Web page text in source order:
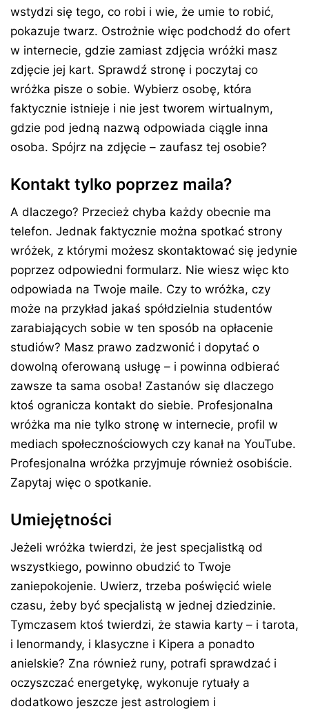
wstydzi się tego, co robi i wie, że umie to robić,
pokazuje twarz. Ostrożnie więc podchodź do ofert
w internecie, gdzie zamiast zdjęcia wróżki masz
zdjęcie jej kart. Sprawdź stronę i poczytaj co
wróżka pisze o sobie. Wybierz osobę, która
faktycznie istnieje i nie jest tworem wirtualnym,
gdzie pod jedną nazwą odpowiada ciągle inna
osoba. Spójrz na zdjęcie – zaufasz tej osobie?
Kontakt tylko poprzez maila?
A dlaczego? Przecież chyba każdy obecnie ma
telefon. Jednak faktycznie można spotkać strony
wróżek, z którymi możesz skontaktować się jedynie
poprzez odpowiedni formularz. Nie wiesz więc kto
odpowiada na Twoje maile. Czy to wróżka, czy
może na przykład jakaś spółdzielnia studentów
zarabiających sobie w ten sposób na opłacenie
studiów? Masz prawo zadzwonić i dopytać o
dowolną oferowaną usługę – i powinna odbierać
zawsze ta sama osoba! Zastanów się dlaczego
ktoś ogranicza kontakt do siebie. Profesjonalna
wróżka ma nie tylko stronę w internecie, profil w
mediach społecznościowych czy kanał na YouTube.
Profesjonalna wróżka przyjmuje również osobiście.
Zapytaj więc o spotkanie.
Umiejętności
Jeżeli wróżka twierdzi, że jest specjalistką od
wszystkiego, powinno obudzić to Twoje
zaniepokojenie. Uwierz, trzeba poświęcić wiele
czasu, żeby być specjalistą w jednej dziedzinie.
Tymczasem ktoś twierdzi, że stawia karty – i tarota,
i lenormandy, i klasyczne i Kipera a ponadto
anielskie? Zna również runy, potrafi sprawdzać i
oczyszczać energetykę, wykonuje rytuały a
dodatkowo jeszcze jest astrologiem i